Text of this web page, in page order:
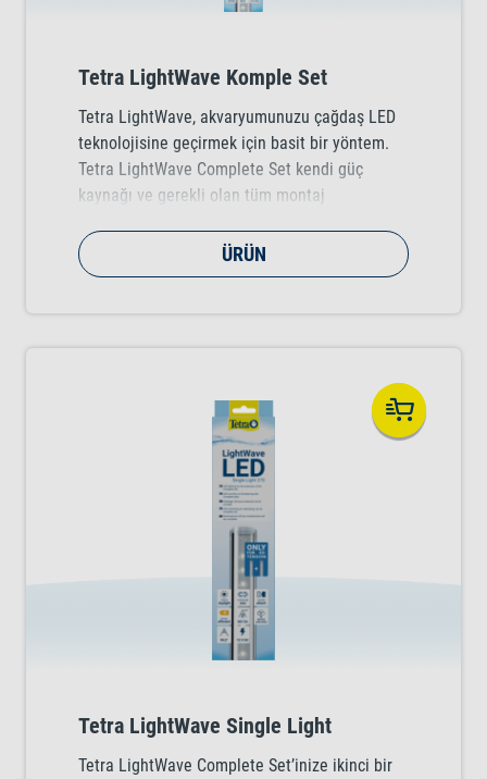
Tetra LightWave Komple Set
Tetra LightWave, akvaryumunuzu çağdaş LED
teknolojisine geçirmek için basit bir yöntem.
Tetra LightWave Complete Set kendi güç
kaynağı ve gerekli olan tüm montaj
lambaların hemen çalıştırılabilmesini sağlar.
LED lambaların yüksek lümen değeri
akvaryum bitkilerinin büyümesine yardımcı
ÜRÜN
Tetra LightWave Single Light
Tetra LightWave Complete Set’inize ikinci bir